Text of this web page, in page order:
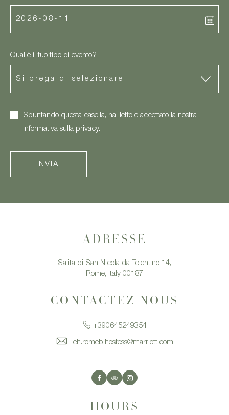
Qual è il tuo tipo di evento?
Spuntando questa casella, hai letto e accettato la nostra
Informativa sulla privacy.
INVIA
ADRESSE
Salita di San Nicola da Tolentino 14,
Rome, Italy 00187
CONTACTEZ NOUS
+390645249354
eh.romeb.hostess@marriott.com
FacebookTripAdvisorInstagram
HOURS